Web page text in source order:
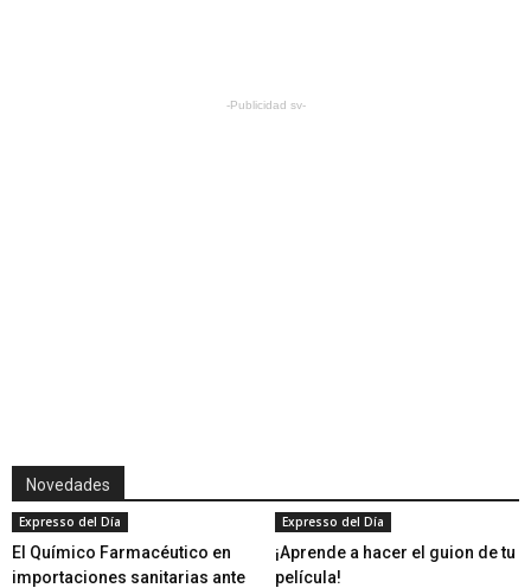
-Publicidad sv-
Novedades
Expresso del Día
El Químico Farmacéutico en
importaciones sanitarias ante
Expresso del Día
¡Aprende a hacer el guion de tu
película!